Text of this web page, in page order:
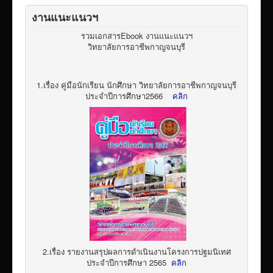
งานแนะแนวฯ
รวมเอกสารEbook งานแนะแนวฯ
วิทยาลัยการอาชีพกาญจนบุรี
1.เรื่อง คู่มือนักเรียน นักศึกษา วิทยาลัยการอาชีพกาญจนบุรี
ประจำปีการศึกษา2566
คลิก
2.เรื่อง รายงานสรุปผลการดำเนินงานโครงการปฐมนิเทศ
ประจำปีการศึกษา 2565 คลิก